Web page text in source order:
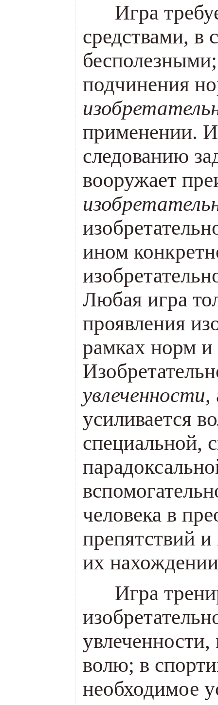
Игра
средствами, в
подчинения
применении.
следованию
вооружает
ином
Любая игра
проявления
рамках норм и
увлеченности,
усиливается
специальной,
человека в
препятствий и
их
Игра
волю; в
необходимое